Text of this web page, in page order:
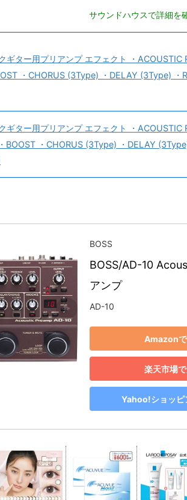
サウンドハウスで詳細を
ギター用プリアンプ エフェクト ・
BOOST ・CHORUS (3Type) ・DELAY
BOSS
BOSS/AD-10
アンプ
AD-10
Amazon
楽天市場
Yahoo!ショッピ